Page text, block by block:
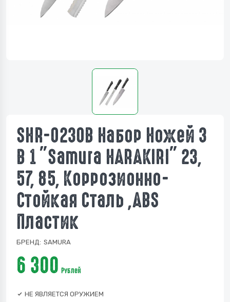
SHR-0230B Набор Ножей 3
В 1 "Samura HARAKIRI" 23,
57, 85, Коррозионно-
Стойкая Сталь ,ABS
Пластик
БРЕНД: SAMURA
6 300 Рублей
НЕ ЯВЛЯЕТСЯ ОРУЖИЕМ